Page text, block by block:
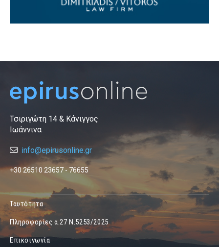
Τσιριγώτη 14 & Κάνιγγος
Ιωάννινα
info@epirusonline.gr
+30 26510 23657 - 76655
Ταυτότητα
Πληροφορίες α.27 Ν.5253/2025
Επικοινωνία